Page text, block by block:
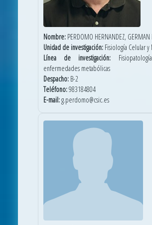
Nombre: PERDOMO HERNANDEZ,
Unidad de investigación: Fisiología Celular
Línea de investigación:
enfermedades metabólicas
Despacho: B-2
Teléfono:983184804
E-mail:g.perdomo@csic.es